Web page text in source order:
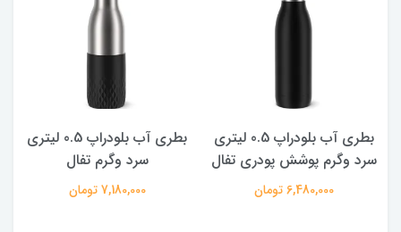
بطری آب بلودراپ 0.5 لیتری
وگرم پوشش پودری تفال
6,480,000 تومان
بطری آب بلودراپ 0.5 لیتری
سرد وگرم تفال
7,180,000 تومان